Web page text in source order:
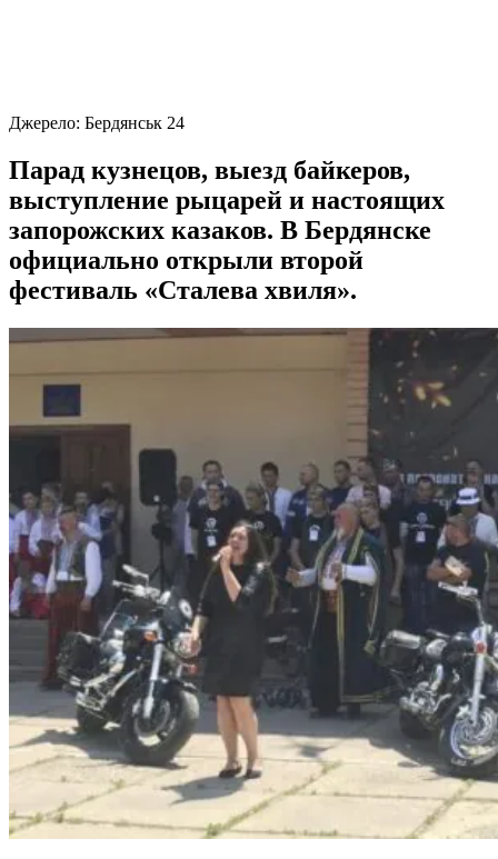
Джерело: Бердянськ 24
Парад кузнецов, выезд байкеров,
выступление рыцарей и настоящих
запорожских казаков. В Бердянске
официально открыли второй
фестиваль «Сталева хвиля».